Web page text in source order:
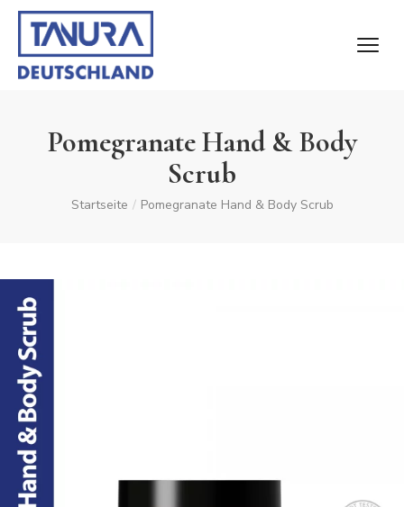
Pomegranate Hand & Body
Scrub
Startseite / Pomegranate Hand & Body Scrub